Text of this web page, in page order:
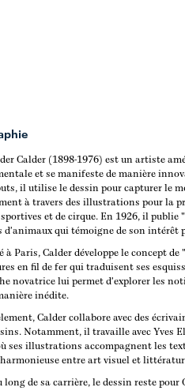
Calder (1898-1976) est un artiste
et se manifeste de manière
il utilise le dessin pour capturer le
à travers des illustrations pour la
sportives et de cirque. En 1926, il
d'animaux qui témoigne de son intérêt
à Paris, Calder développe le concept de
en fil de fer qui traduisent ses
novatrice lui permet d'explorer les
inédite.
Calder collabore avec des
Notamment, il travaille avec Yves
ses illustrations accompagnent les
entre art visuel et
long de sa carrière, le dessin reste pour